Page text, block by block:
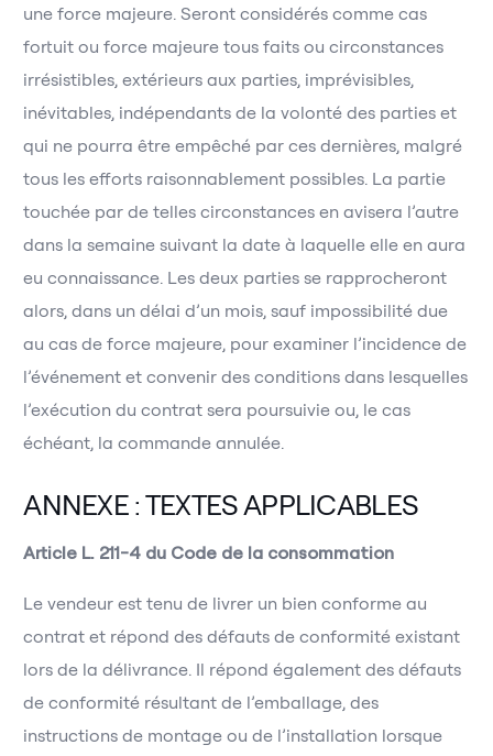
une force majeure. Seront considérés comme cas
fortuit ou force majeure tous faits ou circonstances
irrésistibles, extérieurs aux parties, imprévisibles,
inévitables, indépendants de la volonté des parties et
qui ne pourra être empêché par ces dernières, malgré
tous les efforts raisonnablement possibles. La partie
touchée par de telles circonstances en avisera l’autre
dans la semaine suivant la date à laquelle elle en aura
eu connaissance. Les deux parties se rapprocheront
alors, dans un délai d’un mois, sauf impossibilité due
au cas de force majeure, pour examiner l’incidence de
l’événement et convenir des conditions dans lesquelles
l’exécution du contrat sera poursuivie ou, le cas
échéant, la commande annulée.
ANNEXE : TEXTES APPLICABLES
Article L. 211-4 du Code de la consommation
Le vendeur est tenu de livrer un bien conforme au
contrat et répond des défauts de conformité existant
lors de la délivrance. Il répond également des défauts
de conformité résultant de l’emballage, des
instructions de montage ou de l’installation lorsque